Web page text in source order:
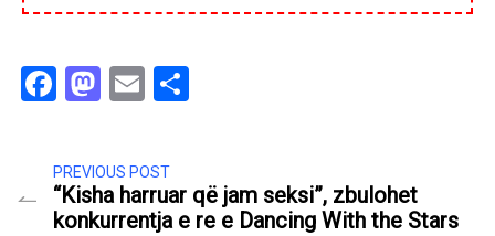
Facebook
Mastodon
Email
PREVIOUS POST
“Kisha harruar që jam seksi”, zbulohet
konkurrentja e re e Dancing With the Stars